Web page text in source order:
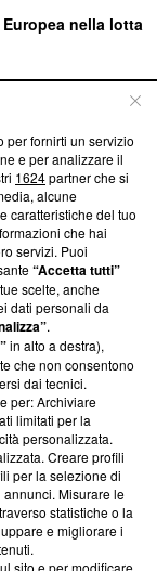
nella lotta
su Blasting
ci impegniamo a
aderenza a
non è
di farne
una verifica di
3 - 6900
per fornirti un servizio
e per analizzare il
1624partner che si
alcune
caratteristiche del tuo
che hai
servizi. Puoi
“Accetta tutti”
scelte, anche
dati personali da
.
in alto a destra),
che non consentono
dai tecnici.
per: Archiviare
limitati per la
personalizzata.
Creare profili
per la selezione di
Misurare le
statistiche o la
e migliorare i
sito e per modificare,